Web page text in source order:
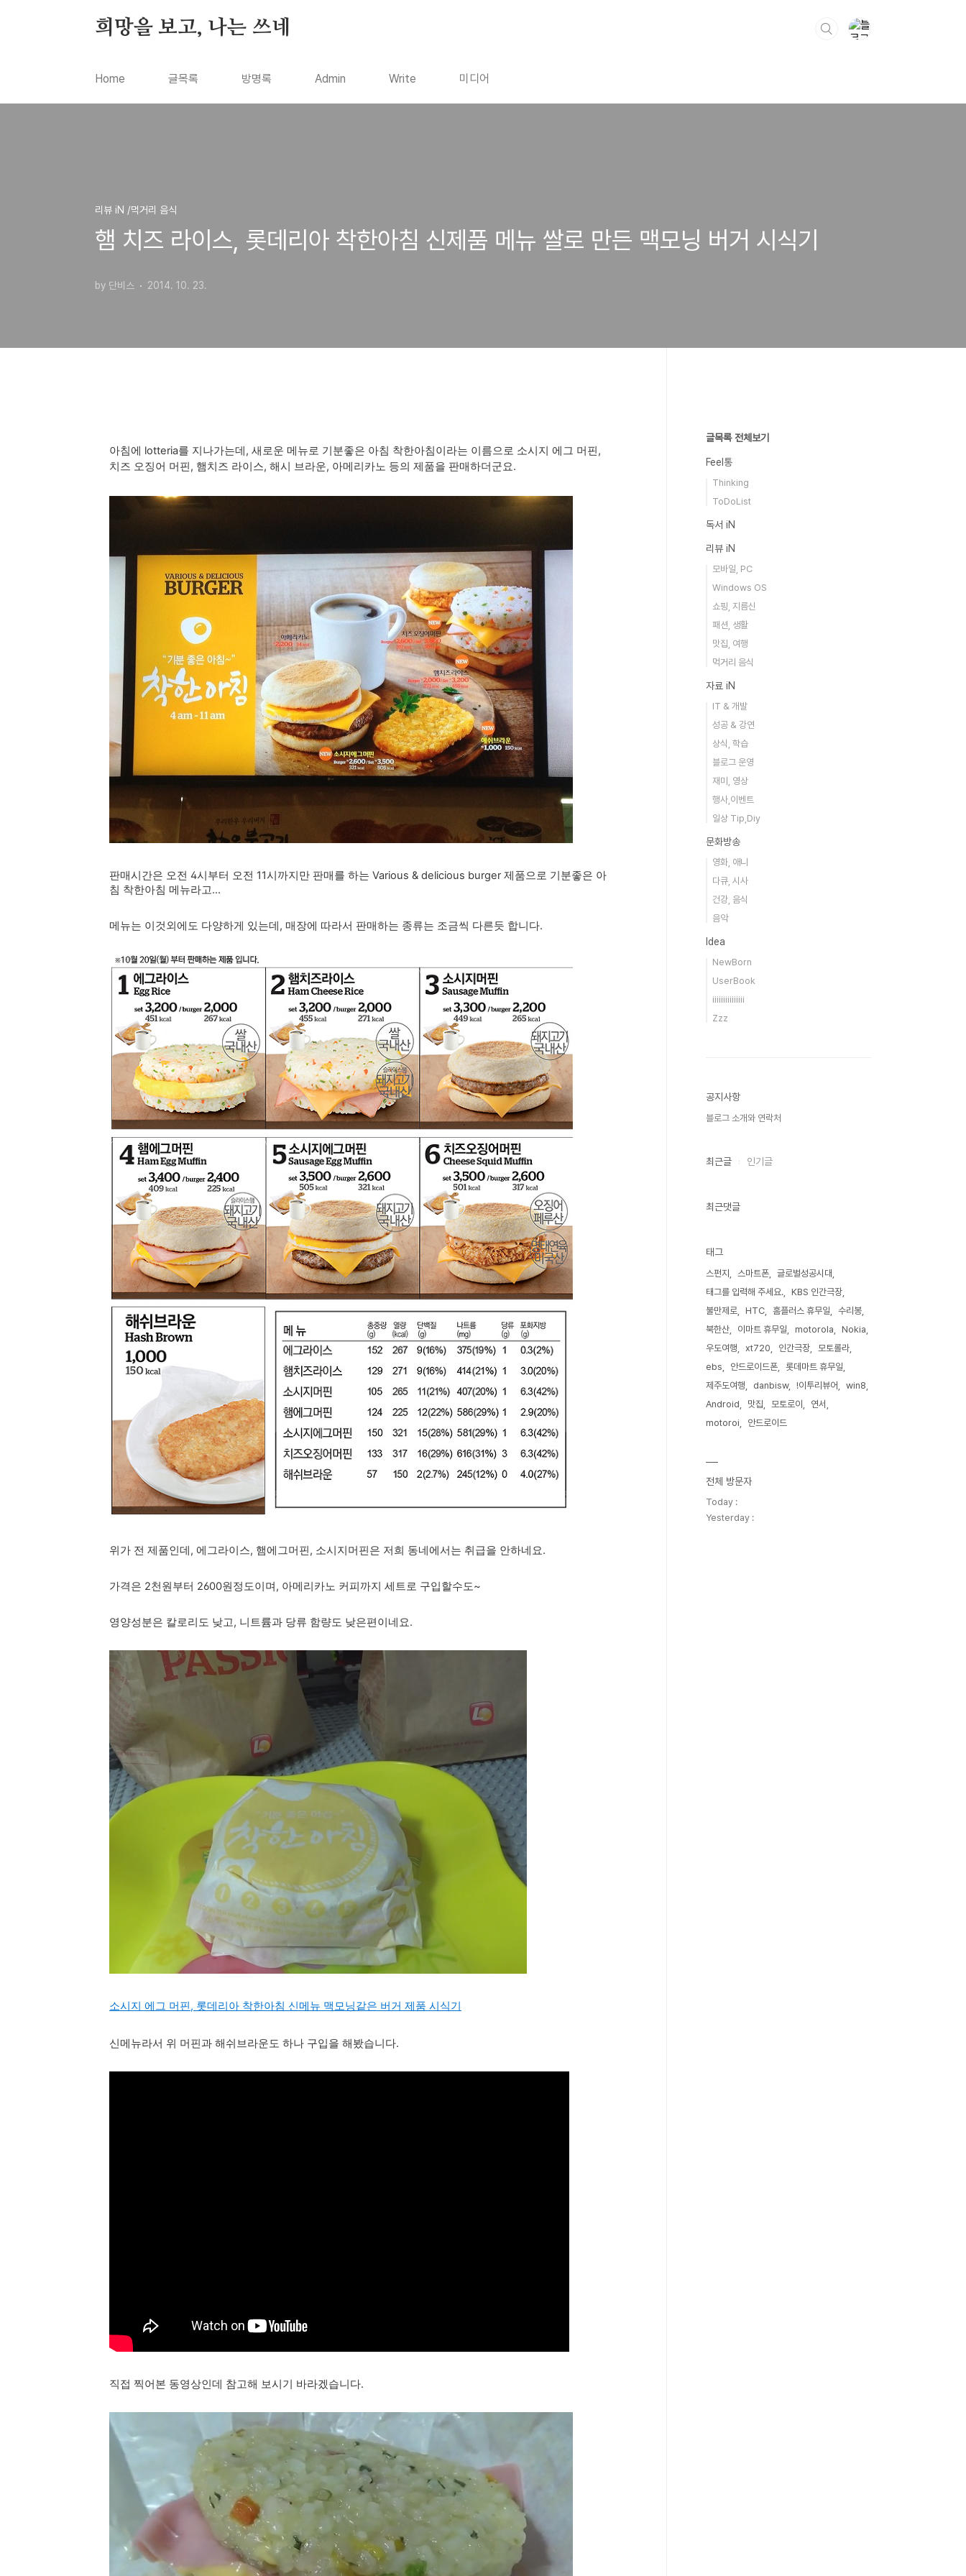
희망을 보고, 나는 쓰네
Home 글목록 방명록 Admin Write 미디어
리뷰 iN /먹거리 음식
햄 치즈 라이스, 롯데리아 착한아침 신제품 메뉴 쌀로 만든 맥모닝 버거 시식기
by 단비스 2014. 10. 23.
아침에 lotteria를 지나가는데, 새로운 메뉴로 기분좋은 아침 착한아침이라는 이름으로 소시지 에그 머핀,
치즈 오징어 머핀, 햄치즈 라이스, 해시 브라운, 아메리카노 등의 제품을 판매하더군요.
판매시간은 오전 4시부터 오전 11시까지만 판매를 하는 Various & delicious burger 제품으로 기분좋은 아
침 착한아침 메뉴라고...
메뉴는 이것외에도 다양하게 있는데, 매장에 따라서 판매하는 종류는 조금씩 다른듯 합니다.
위가 전 제품인데, 에그라이스, 햄에그머핀, 소시지머핀은 저희 동네에서는 취급을 안하네요.
가격은 2천원부터 2600원정도이며, 아메리카노 커피까지 세트로 구입할수도~
영양성분은 칼로리도 낮고, 니트륨과 당류 함량도 낮은편이네요.
소시지 에그 머핀, 롯데리아 착한아침 신메뉴 맥모닝같은 버거 제품 시식기
신메뉴라서 위 머핀과 해쉬브라운도 하나 구입을 해봤습니다.
직접 찍어본 동영상인데 참고해 보시기 바라겠습니다.
글목록 전체보기
Feel통
Thinking
ToDoList
독서 iN
리뷰 iN
모바일, PC
Windows OS
쇼핑, 지름신
패션, 생활
맛집, 여행
먹거리 음식
자료 iN
IT & 개발
성공 & 강연
상식, 학습
블로그 운영
재미, 영상
행사,이벤트
일상 Tip,Diy
문화방송
영화, 애니
다큐, 시사
건강, 음식
음악
Idea
NewBorn
UserBook
iiiiiiiiiiiiiii
Zzz
공지사항
블로그 소개와 연락처
최근글 인기글
최근댓글
태그
스펀지 스마트폰
글로벌성공시대
태그를 입력해 주세요.
KBS 인간극장
불만제로
HTC 홈플러스 휴무일
수리봉
북한산
이마트 휴무일 motorola
Nokia
우도여행
xt720 인간극장
모토롤라
ebs
안드로이드폰
롯데마트 휴무일
제주도여행
danbisw !이투리뷰어
win8
Android
맛집 모토로이
연서
motoroi
안드로이드
전체 방문자
Today :
Yesterday :